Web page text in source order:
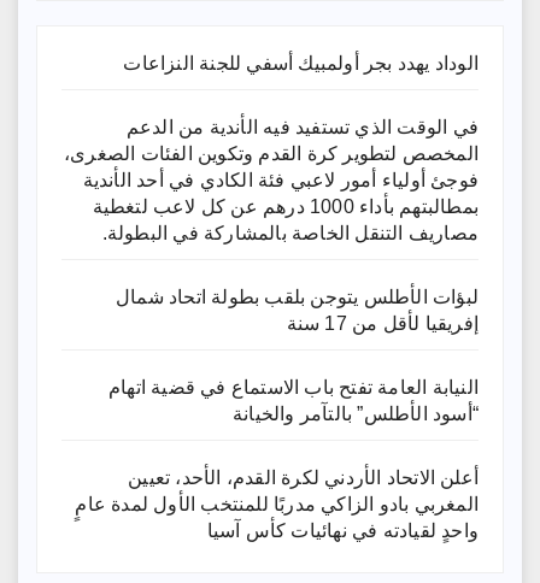
الوداد يهدد بجر أولمبيك أسفي للجنة النزاعات
في الوقت الذي تستفيد فيه الأندية من الدعم
المخصص لتطوير كرة القدم وتكوين الفئات الصغرى،
فوجئ أولياء أمور لاعبي فئة الكادي في أحد الأندية
بمطالبتهم بأداء 1000 درهم عن كل لاعب لتغطية
مصاريف التنقل الخاصة بالمشاركة في البطولة.
لبؤات الأطلس يتوجن بلقب بطولة اتحاد شمال
إفريقيا لأقل من 17 سنة
النيابة العامة تفتح باب الاستماع في قضية اتهام
“أسود الأطلس” بالتآمر والخيانة
أعلن الاتحاد الأردني لكرة القدم، الأحد، تعيين
المغربي بادو الزاكي مدربًا للمنتخب الأول لمدة عامٍ
واحدٍ لقيادته ​في نهائيات كأس آسيا